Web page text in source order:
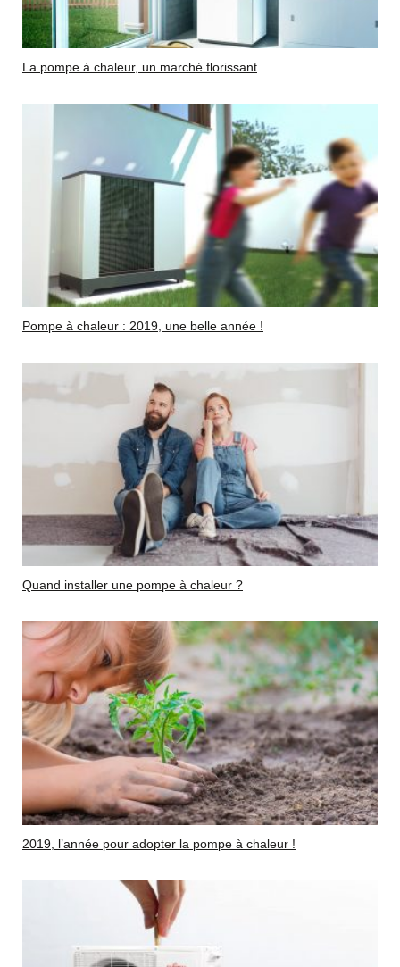
La pompe à chaleur, un marché florissant
Pompe à chaleur : 2019, une belle année !
Quand installer une pompe à chaleur ?
2019, l’année pour adopter la pompe à chaleur !